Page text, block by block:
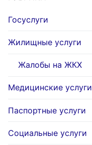
Госуслуги
Жилищные услуги
Жалобы на ЖКХ
Медицинские услуги
Паспортные услуги
Социальные услуги